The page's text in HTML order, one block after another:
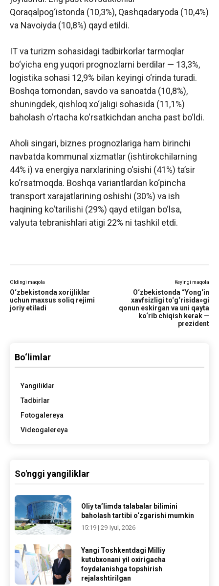
Qoraqalpog‘istonda (10,3%), Qashqadaryoda (10,4%)
va Navoiyda (10,8%) qayd etildi.
IT va turizm sohasidagi tadbirkorlar tarmoqlar
bo‘yicha eng yuqori prognozlarni berdilar — 13,3%,
logistika sohasi 12,9% bilan keyingi o‘rinda turadi.
Boshqa tomondan, savdo va sanoatda (10,8%),
shuningdek, qishloq xo‘jaligi sohasida (11,1%)
baholash o‘rtacha ko‘rsatkichdan ancha past bo‘ldi.
Aholi singari, biznes prognozlariga ham birinchi
navbatda kommunal xizmatlar (ishtirokchilarning
44% i) va energiya narxlarining o‘sishi (41%) taʼsir
ko‘rsatmoqda. Boshqa variantlardan ko‘pincha
transport xarajatlarining oshishi (30%) va ish
haqining ko‘tarilishi (29%) qayd etilgan bo‘lsa,
valyuta tebranishlari atigi 22% ni tashkil etdi.
Oldingi maqola
O‘zbekistonda xorijliklar
uchun maxsus soliq rejimi
joriy etiladi
Keyingi maqola
O‘zbekistonda “Yong‘in
xavfsizligi to‘g‘risida»gi
qonun eskirgan va uni qayta
ko‘rib chiqish kerak —
prezident
Bo‘limlar
Yangiliklar
Tadbirlar
Fotogalereya
Videogalereya
So'nggi yangiliklar
Oliy ta’limda talabalar bilimini
baholash tartibi o‘zgarishi mumkin
15:19 | 29-Iyul, 2026
Yangi Toshkentdagi Milliy
kutubxonani yil oxirigacha
foydalanishga topshirish
rejalashtirilgan